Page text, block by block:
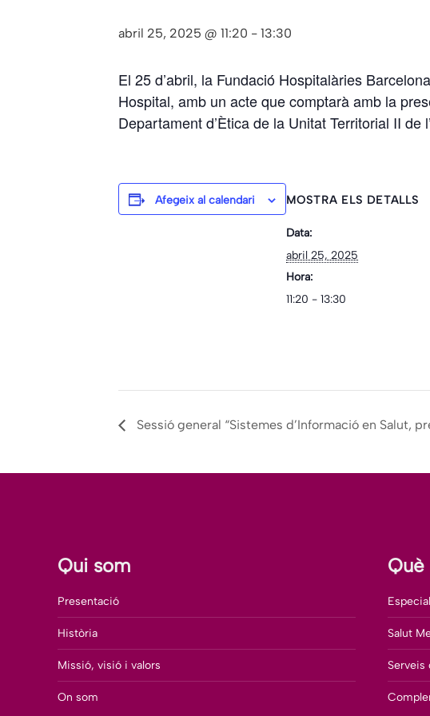
abril 25, 2025 @ 11:20 - 13:30
El 25 d’abril, la Fundació Hospitalàries
Hospital, amb un acte que comptarà amb la
Departament d’Ètica de la Unitat Territorial II
Afegeix al calendari MOSTRA ELS DETALLS
Data:
abril 25, 2025
Hora:
11:20 - 13:30
Sessió general “Sistemes d’Informació en Salut,
Qui som
Presentació
Història
Missió, visió i valors
On som
Salut
Serveis